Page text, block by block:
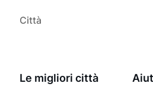
Città
Le migliori città